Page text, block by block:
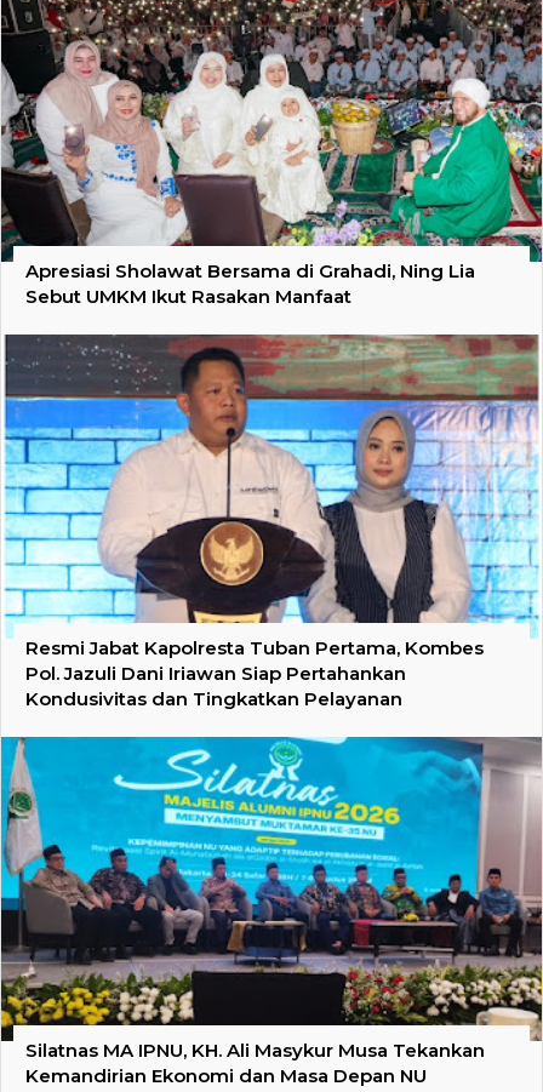
Apresiasi Sholawat Bersama di Grahadi, Ning Lia
Sebut UMKM Ikut Rasakan Manfaat
Resmi Jabat Kapolresta Tuban Pertama, Kombes
Pol. Jazuli Dani Iriawan Siap Pertahankan
Kondusivitas dan Tingkatkan Pelayanan
Silatnas MA IPNU, KH. Ali Masykur Musa Tekankan
Kemandirian Ekonomi dan Masa Depan NU